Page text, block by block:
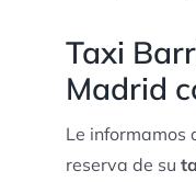
Taxi
Madrid
Le informamos
reserva de su